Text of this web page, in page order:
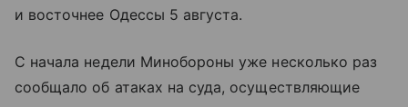
и восточнее Одессы 5 августа.
С начала недели Минобороны уже несколько раз
сообщало об атаках на суда, осуществляющие